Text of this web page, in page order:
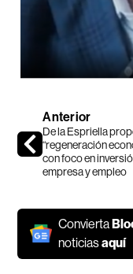
Anterior
De la Espriella
“regeneración
con foco en
empresa y empleo
Convierta
noticiasaquí